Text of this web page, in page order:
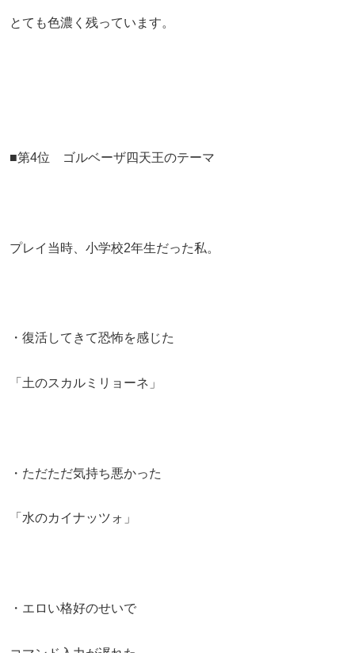
とても色濃く残っています。
■第4位 ゴルベーザ四天王のテーマ
プレイ当時、小学校2年生だった私。
・復活してきて恐怖を感じた
「土のスカルミリョーネ」
・ただただ気持ち悪かった
「水のカイナッツォ」
・エロい格好のせいで